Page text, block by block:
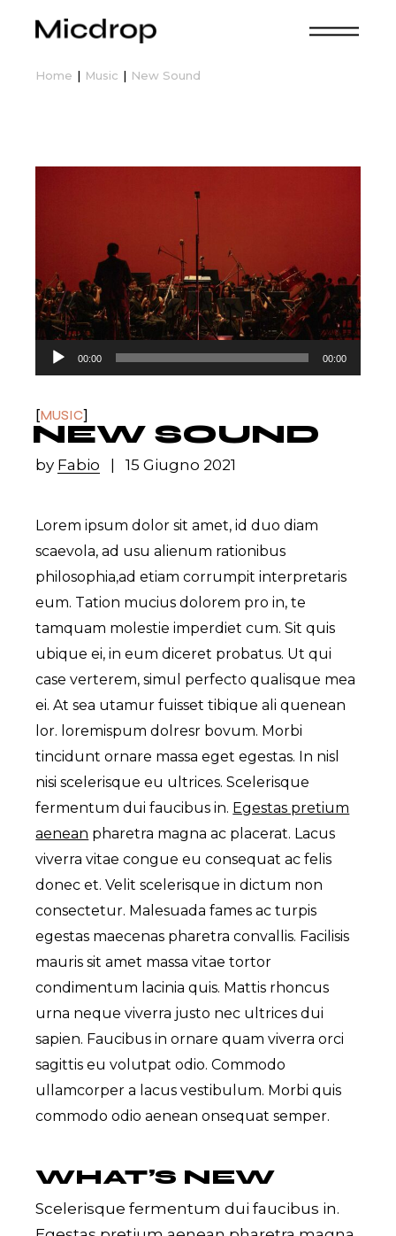
Home Music New Sound
Audio
Player
00:00 00:00
MUSIC
NEW SOUND
by Fabio 15 Giugno 2021
Lorem ipsum dolor sit amet, id duo diam
scaevola, ad usu alienum rationibus
philosophia,ad etiam corrumpit interpretaris
eum. Tation mucius dolorem pro in, te
tamquam molestie imperdiet cum. Sit quis
ubique ei, in eum diceret probatus. Ut qui
case verterem, simul perfecto qualisque mea
ei. At sea utamur fuisset tibique ali quenean
lor. loremispum dolresr bovum. Morbi
tincidunt ornare massa eget egestas. In nisl
nisi scelerisque eu ultrices. Scelerisque
fermentum dui faucibus in. Egestas pretium
aenean pharetra magna ac placerat. Lacus
viverra vitae congue eu consequat ac felis
donec et. Velit scelerisque in dictum non
consectetur. Malesuada fames ac turpis
egestas maecenas pharetra convallis. Facilisis
mauris sit amet massa vitae tortor
condimentum lacinia quis. Mattis rhoncus
urna neque viverra justo nec ultrices dui
sapien. Faucibus in ornare quam viverra orci
sagittis eu volutpat odio. Commodo
ullamcorper a lacus vestibulum. Morbi quis
commodo odio aenean onsequat semper.
WHAT’S NEW
Scelerisque fermentum dui faucibus in.